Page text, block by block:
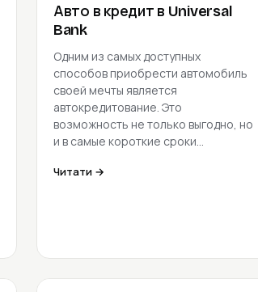
Авто в кредит в Universal
Bank
Одним из самых доступных
способов приобрести автомобиль
своей мечты является
автокредитование. Это
возможность не только выгодно, но
и в самые короткие сроки…
Читати →